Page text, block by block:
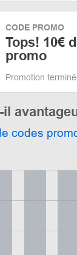
CODE PROMO
Tops! 10€
promo
Promotion
il
codes